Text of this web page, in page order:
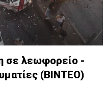
σε λεωφορείο -
(ΒΙΝΤΕΟ)